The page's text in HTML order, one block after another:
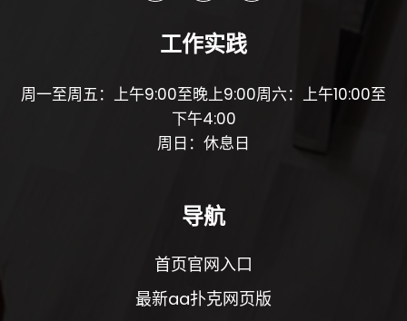
工作实践
周一至周五：上午9:00至晚上9:00周六：上午10:00至
下午4:00
周日：休息日
导航
首页官网入口
最新aa扑克网页版